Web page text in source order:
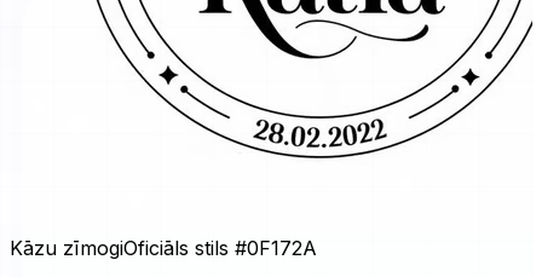
Kāzu zīmogiOficiāls stils #0F172A